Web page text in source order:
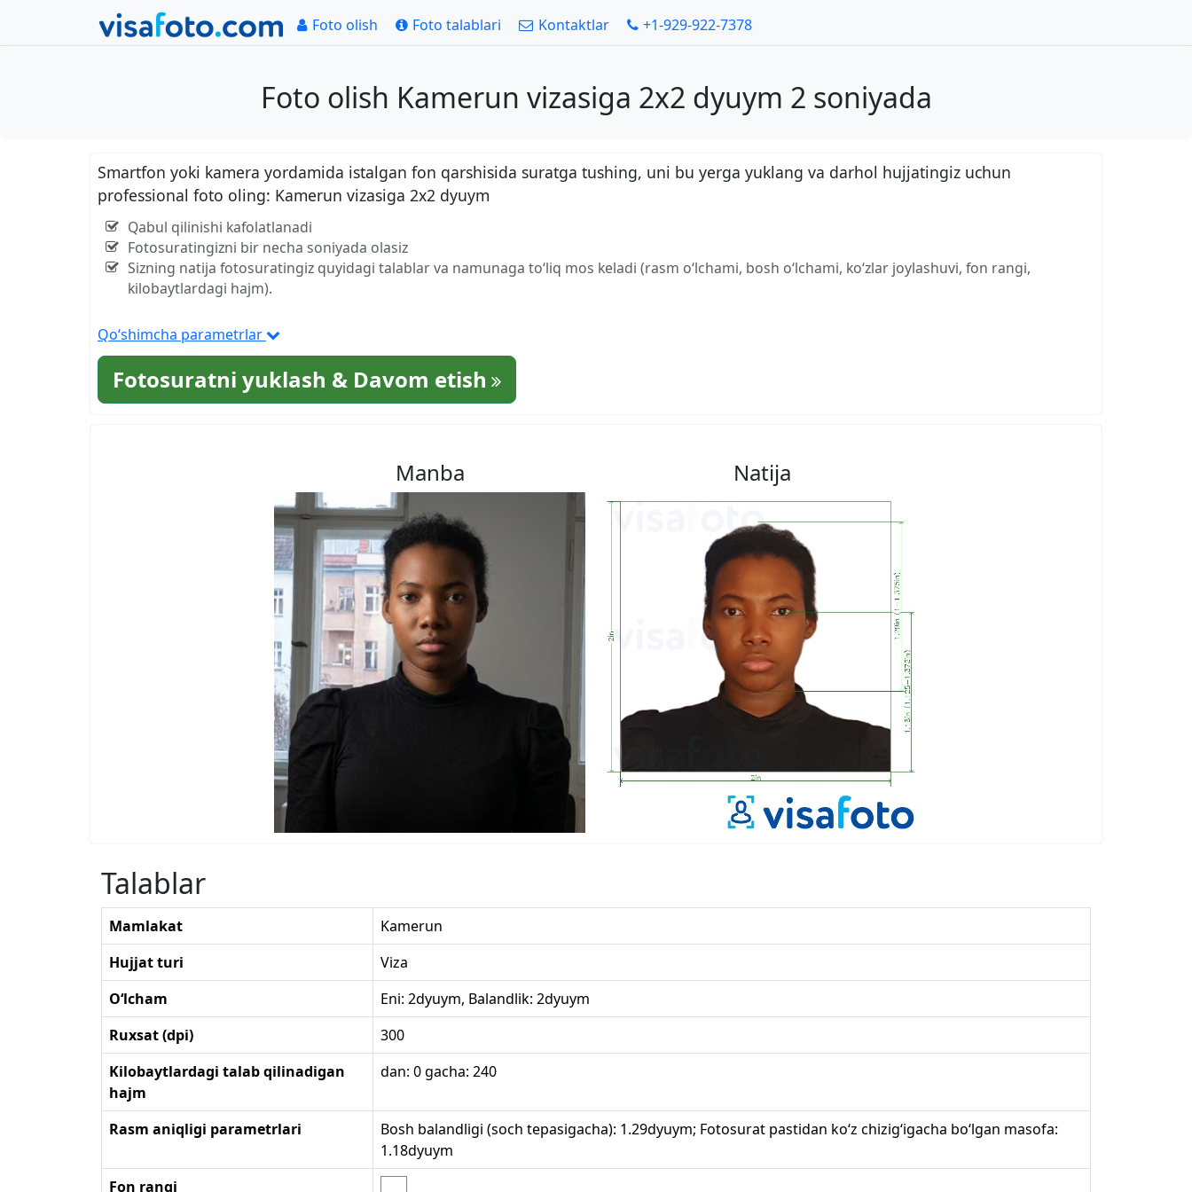
Foto olish Foto talablari Kontaktlar +1-929-922-7378
Foto olish Kamerun vizasiga 2x2 dyuym 2 soniyada
Smartfon yoki kamera yordamida istalgan fon qarshisida suratga tushing, uni bu yerga yuklang va darhol hujjatingiz uchun
professional foto oling: Kamerun vizasiga 2x2 dyuym
Qabul qilinishi kafolatlanadi
Fotosuratingizni bir necha soniyada olasiz
Sizning natija fotosuratingiz quyidagi talablar va namunaga to‘liq mos keladi (rasm o‘lchami, bosh o‘lchami, ko‘zlar joylashuvi, fon rangi,
kilobaytlardagi hajm).
Qo‘shimcha parametrlar
Fotosuratni yuklash & Davom etish
Manba Natija
Talablar
Mamlakat
Kamerun
Hujjat turi
Viza
O‘lcham
Eni: 2dyuym, Balandlik: 2dyuym
Ruxsat (dpi)
300
Kilobaytlardagi talab qilinadigan
hajm
dan: 0 gacha: 240
Rasm aniqligi parametrlari
Bosh balandligi (soch tepasigacha): 1.29dyuym; Fotosurat pastidan ko‘z chizig‘igacha bo‘lgan masofa:
1.18dyuym
Fon rangi